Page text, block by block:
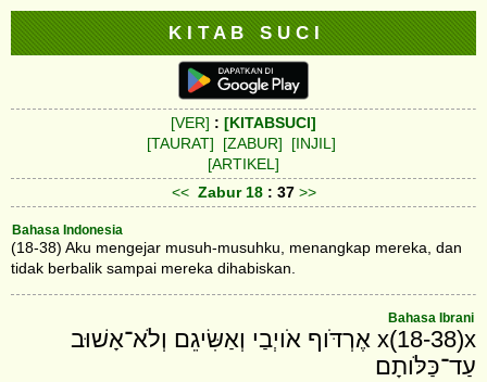
K I T A B S U C I
[VER] : [KITABSUCI]
[TAURAT]
[ZABUR]
[INJIL]
[ARTIKEL]
<< Zabur 18 : 37 >>
Bahasa Indonesia
(18-38) Aku mengejar musuh-musuhku, menangkap mereka, dan
tidak berbalik sampai mereka dihabiskan.
Bahasa Ibrani
x(18-38)x אֶרְדֹּוף אֹויְבַי וְאַשִּׂיגֵם וְלֹא־אָשׁוּב
עַד־כַּלֹּותָם׃